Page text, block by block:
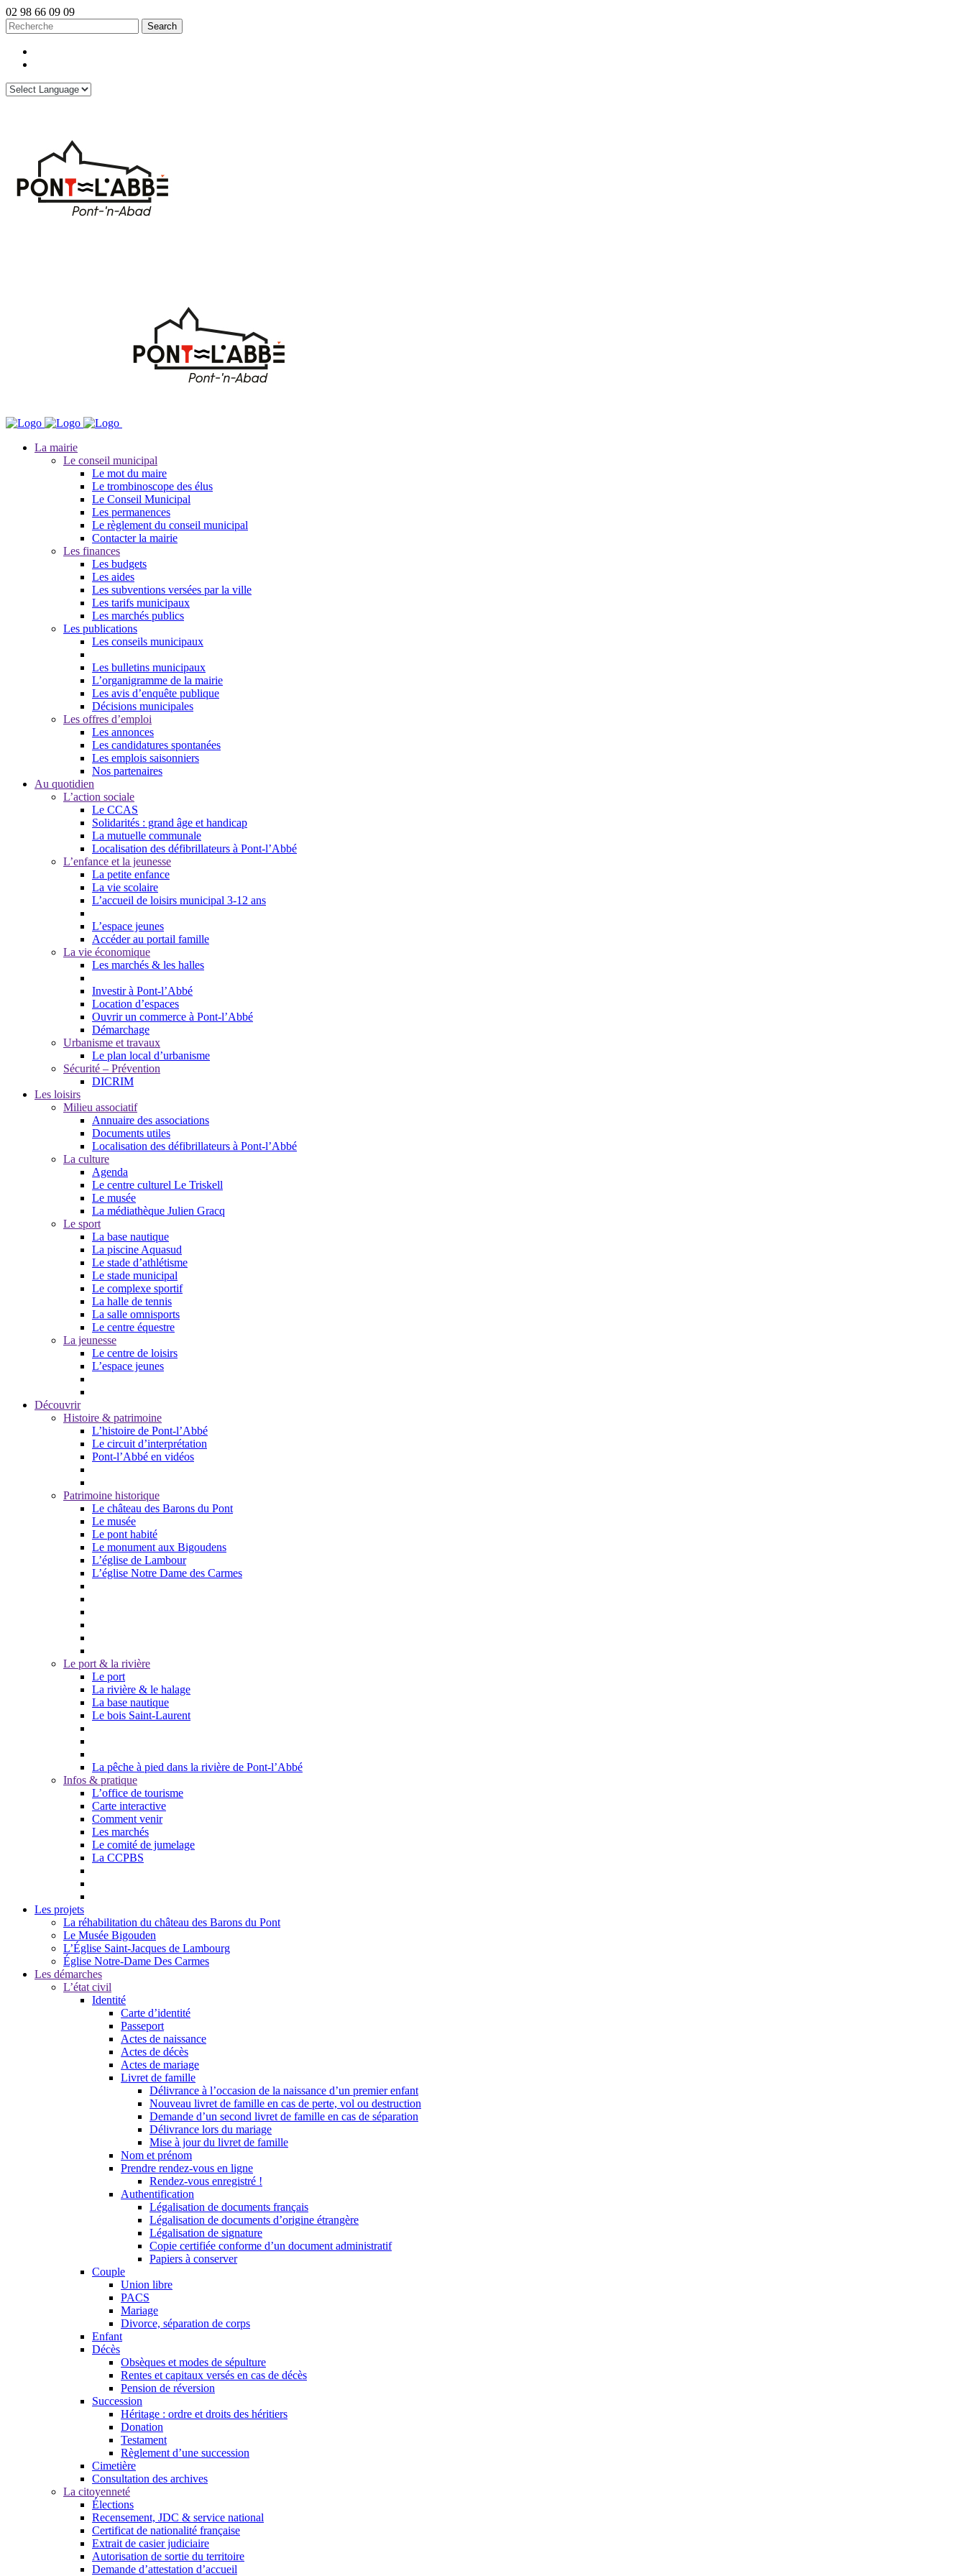
02 98 66 09 09
La mairie
Le conseil municipal
Le mot du maire
Le trombinoscope des élus
Le Conseil Municipal
Les permanences
Le règlement du conseil municipal
Contacter la mairie
Les finances
Les budgets
Les aides
Les subventions versées par la ville
Les tarifs municipaux
Les marchés publics
Les publications
Les conseils municipaux
Les bulletins municipaux
L’organigramme de la mairie
Les avis d’enquête publique
Décisions municipales
Les offres d’emploi
Les annonces
Les candidatures spontanées
Les emplois saisonniers
Nos partenaires
Au quotidien
L’action sociale
Le CCAS
Solidarités : grand âge et handicap
La mutuelle communale
Localisation des défibrillateurs à Pont-l’Abbé
L’enfance et la jeunesse
La petite enfance
La vie scolaire
L’accueil de loisirs municipal 3-12 ans
L’espace jeunes
Accéder au portail famille
La vie économique
Les marchés & les halles
Investir à Pont-l’Abbé
Location d’espaces
Ouvrir un commerce à Pont-l’Abbé
Démarchage
Urbanisme et travaux
Le plan local d’urbanisme
Sécurité – Prévention
DICRIM
Les loisirs
Milieu associatif
Annuaire des associations
Documents utiles
Localisation des défibrillateurs à Pont-l’Abbé
La culture
Agenda
Le centre culturel Le Triskell
Le musée
La médiathèque Julien Gracq
Le sport
La base nautique
La piscine Aquasud
Le stade d’athlétisme
Le stade municipal
Le complexe sportif
La halle de tennis
La salle omnisports
Le centre équestre
La jeunesse
Le centre de loisirs
L’espace jeunes
Découvrir
Histoire & patrimoine
L’histoire de Pont-l’Abbé
Le circuit d’interprétation
Pont-l’Abbé en vidéos
Patrimoine historique
Le château des Barons du Pont
Le musée
Le pont habité
Le monument aux Bigoudens
L’église de Lambour
L’église Notre Dame des Carmes
Le port & la rivière
Le port
La rivière & le halage
La base nautique
Le bois Saint-Laurent
La pêche à pied dans la rivière de Pont-l’Abbé
Infos & pratique
L’office de tourisme
Carte interactive
Comment venir
Les marchés
Le comité de jumelage
La CCPBS
Les projets
La réhabilitation du château des Barons du Pont
Le Musée Bigouden
L’Église Saint-Jacques de Lambourg
Église Notre-Dame Des Carmes
Les démarches
L’état civil
Identité
Carte d’identité
Passeport
Actes de naissance
Actes de décès
Actes de mariage
Livret de famille
Délivrance à l’occasion de la naissance d’un premier enfant
Nouveau livret de famille en cas de perte, vol ou destruction
Demande d’un second livret de famille en cas de séparation
Délivrance lors du mariage
Mise à jour du livret de famille
Nom et prénom
Prendre rendez-vous en ligne
Rendez-vous enregistré !
Authentification
Légalisation de documents français
Légalisation de documents d’origine étrangère
Légalisation de signature
Copie certifiée conforme d’un document administratif
Papiers à conserver
Couple
Union libre
PACS
Mariage
Divorce, séparation de corps
Enfant
Décès
Obsèques et modes de sépulture
Rentes et capitaux versés en cas de décès
Pension de réversion
Succession
Héritage : ordre et droits des héritiers
Donation
Testament
Règlement d’une succession
Cimetière
Consultation des archives
La citoyenneté
Élections
Recensement, JDC & service national
Certificat de nationalité française
Extrait de casier judiciaire
Autorisation de sortie du territoire
Demande d’attestation d’accueil